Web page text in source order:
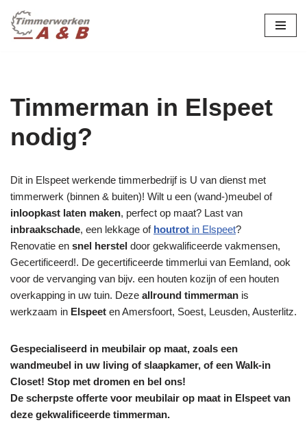
Ga
Timmerman in Elspeet
nodig?
Dit in Elspeet werkende timmerbedrijf is U van dienst met
timmerwerk (binnen & buiten)! Wilt u een (wand-)meubel of
inloopkast laten maken, perfect op maat? Last van
inbraakschade, een lekkage of houtrot in Elspeet?
Renovatie en snel herstel door gekwalificeerde vakmensen,
Gecertificeerd!. De gecertificeerde timmerlui van Eemland, ook
voor de vervanging van bijv. een houten kozijn of een houten
overkapping in uw tuin. Deze allround timmerman is
werkzaam in Elspeet en Amersfoort, Soest, Leusden, Austerlitz.
Gespecialiseerd in meubilair op maat, zoals een
wandmeubel in uw living of slaapkamer, of een Walk-in
Closet! Stop met dromen en bel ons!
De scherpste offerte voor meubilair op maat in Elspeet van
deze gekwalificeerde timmerman.